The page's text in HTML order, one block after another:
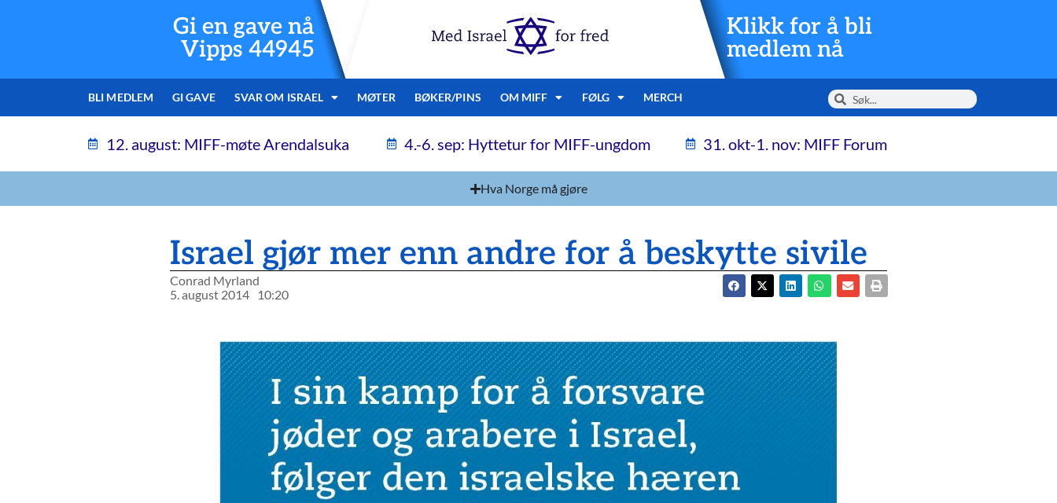
Gi en gave nå
Vipps 44945
Klikk for å bli
medlem nå
BLI MEDLEM GI GAVE SVAR OM ISRAEL MØTER BØKER/PINS OM MIFF FØLG MERCH
12. august: MIFF-møte Arendalsuka 4.-6. sep: Hyttetur for MIFF-ungdom 31. okt-1. nov: MIFF Forum
Hva Norge må gjøre
Israel gjør mer enn andre for å beskytte sivile
Conrad Myrland
5. august 2014
10:20